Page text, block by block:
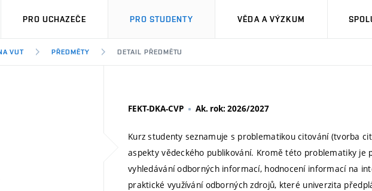
PRO UCHAZEČE PRO STUDENTY VĚDA A VÝZKUM
VUT PŘEDMĚTY DETAIL PŘEDMĚTU
FEKT-DKA-CVP Ak. rok: 2026/2027
Kurz studenty seznamuje s problematikou citování (tvorba
aspekty vědeckého publikování. Kromě této problematiky
vyhledávání odborných informací, hodnocení informací na
praktické využívání odborných zdrojů, které univerzita